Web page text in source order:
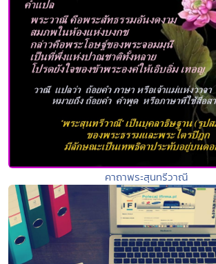
คาถาพระสุนทรีวาณี